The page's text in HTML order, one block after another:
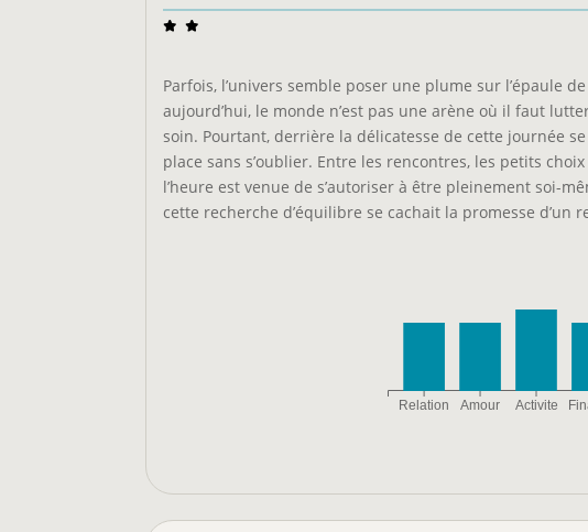
Parfois, l’univers semble poser une plume sur l’épaule
aujourd’hui, le monde n’est pas une arène où il faut
soin. Pourtant, derrière la délicatesse de cette journée
place sans s’oublier. Entre les rencontres, les petits
l’heure est venue de s’autoriser à être pleinement soi-
cette recherche d’équilibre se cachait la promesse d’un
Relation Amour Activite